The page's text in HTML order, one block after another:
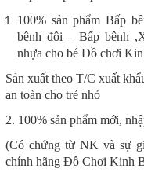
100% sản phẩm Bấp
bênh đôi – Bấp bênh
nhựa cho bé Đồ chơi
Sản xuất theo T/C xuất
an toàn cho trẻ nhỏ
2. 100% sản phẩm mới,
(Có chứng từ NK và sự
chính hãng Đồ Chơi Kinh